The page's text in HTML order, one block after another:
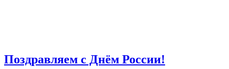
Поздравляем с Днём России!